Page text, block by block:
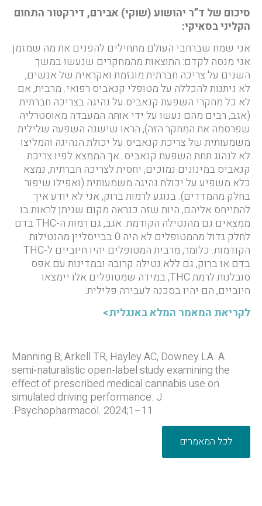
סיכום של ד”ר יהושוע (שוקי) אבירם, דירקטור התחום
הקליני בסאיקי:
אני שמח שברחבי העולם מתחילים להפנים את מה שמזמן
אני מנסה לקדם: התוצאות מהמחקרים שנעשו במשך
השנים על צריכה חברתית מוגזמת ואקראית של אנשים,
לא ניתנות להכללה על מטופלי קנאביס רפואי. מרבית, אם
לא כל מחקרי השפעת קנאביס על נהיגה בצריכה חברתית
(אגב, רבים מהם נעשו על ידי אותה המעבדה מאוסטרליה
שפרסמה את המחקר הזה), הראו שישנה השפעה שלילית
משמעותית של צריכת קנאביס על יכולת הנהיגה והמליצו
לא לנהוג תחת השפעת קנאביס. אך הממצא לפיו צריכת
קנאביס במינונים נמוכים, יחסית לצריכה חברתית, נמצא
כלא משפיע על יכולת נהיגה משמעותית (ואפילו שיפור
בחלק מהמדדים). בנוגע לרמות ברוק, אני לא יודע איך
להתייחס אליהם, היות שזה כנראה מקום שניתן לראות בו
ממצאים גם מהנטילה הקודמת. אגב, גם רמות ה-THC בדם
לחלק גדול מהמטופלים לא היה 0 בבייסליין מהנטילות
הקודמות. כלומר, מרבית המטופלים יהיו חיוביים ל-THC
בדם או ברוק, גם ללא נטילה קרובה ובמדינות עם אפס
סובלנות לרמת THC, במידה שמטופלים אלו יימצאו
חיוביים, הם יהיו בסכנה לעבירה פלילית.
לקריאת המאמר המלא באנגלית>
Manning B, Arkell TR, Hayley AC, Downey LA. A
semi-naturalistic open-label study examining the
effect of prescribed medical cannabis use on
simulated driving performance. J
Psychopharmacol. 2024;1–11.
לכל המאמרים